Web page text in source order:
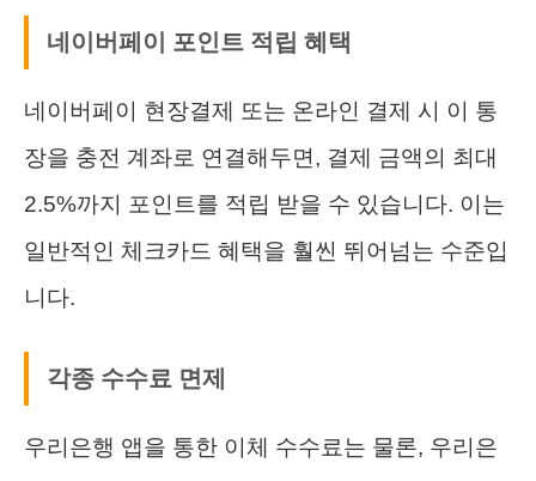
네이버페이 포인트 적립 혜택
네이버페이 현장결제 또는 온라인 결제 시 이 통
장을 충전 계좌로 연결해두면, 결제 금액의 최대
2.5%까지 포인트를 적립 받을 수 있습니다. 이는
일반적인 체크카드 혜택을 훨씬 뛰어넘는 수준입
니다.
각종 수수료 면제
우리은행 앱을 통한 이체 수수료는 물론, 우리은